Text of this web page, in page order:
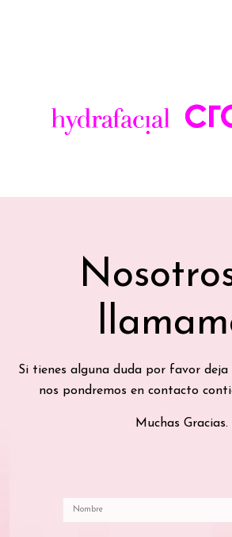
Si tienes alguna duda por favor
nos pondremos en contacto
Muchas Gracias.